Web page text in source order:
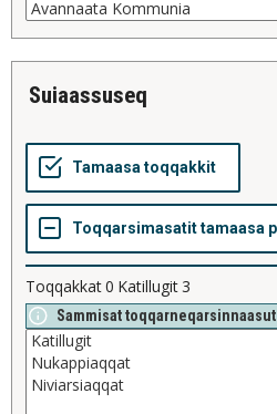
suiaassuseq
Toqqakkat0 Katillugit3
Sammisat toqqarneqarsinnaasut